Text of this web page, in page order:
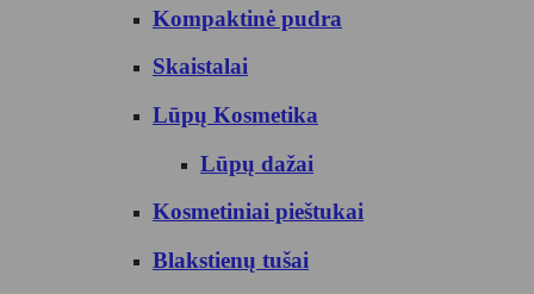
Kompaktinė pudra
Skaistalai
Lūpų Kosmetika
Lūpų dažai
Kosmetiniai pieštukai
Blakstienų tušai